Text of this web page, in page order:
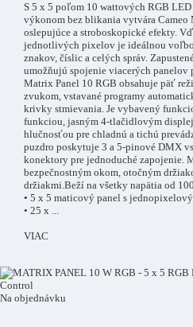
S 5 x 5 poľom 10 wattových RGB
výkonom bez blikania vytvára Cameo
oslepujúce a stroboskopické efekty.
jednotlivých pixelov je ideálnou
znakov, číslic a celých správ.
umožňujú spojenie viacerých panelov
Matrix Panel 10 RGB obsahuje päť
zvukom, vstavané programy
krivky stmievania. Je vybavený
funkciou, jasným 4-tlačidlovým
hlučnosťou pre chladnú a tichú
puzdro poskytuje 3 a 5-pinové DMX
konektory pre jednoduché zapojenie.
bezpečnostným okom, otočným
držiakmi.Beží na všetky napätia od
• 5 x 5 maticový panel s
• 25 x ...
VIAC
Na objednávku